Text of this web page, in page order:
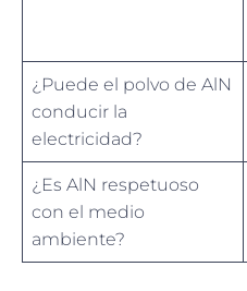
¿Puede el polvo de AlN
conducir la
electricidad?
¿Es AlN respetuoso
con el medio
ambiente?